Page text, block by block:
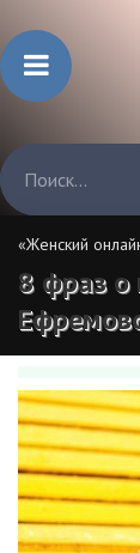
«Женский
8 фраз о